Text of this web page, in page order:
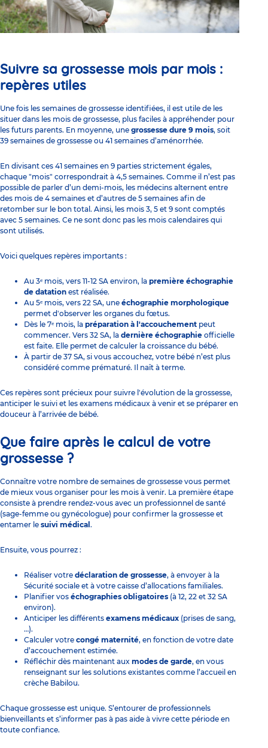
Suivre sa grossesse mois par mois :
repères utiles
Une fois les semaines de grossesse identifiées, il est utile de les
situer dans les mois de grossesse, plus faciles à appréhender pour
les futurs parents. En moyenne, une grossesse dure 9 mois, soit
39 semaines de grossesse ou 41 semaines d’aménorrhée.
En divisant ces 41 semaines en 9 parties strictement égales,
chaque "mois" correspondrait à 4,5 semaines. Comme il n’est pas
possible de parler d’un demi-mois, les médecins alternent entre
des mois de 4 semaines et d’autres de 5 semaines afin de
retomber sur le bon total. Ainsi, les mois 3, 5 et 9 sont comptés
avec 5 semaines. Ce ne sont donc pas les mois calendaires qui
sont utilisés.
Voici quelques repères importants :
Au 3ᵉ mois, vers 11-12 SA environ, la première échographie
de datation est réalisée.
Au 5ᵉ mois, vers 22 SA, une échographie morphologique
permet d'observer les organes du fœtus.
Dès le 7ᵉ mois, la préparation à l'accouchement peut
commencer. Vers 32 SA, la dernière échographie officielle
est faite. Elle permet de calculer la croissance du bébé.
À partir de 37 SA, si vous accouchez, votre bébé n’est plus
considéré comme prématuré. Il naît à terme.
Ces repères sont précieux pour suivre l'évolution de la grossesse,
anticiper le suivi et les examens médicaux à venir et se préparer en
douceur à l’arrivée de bébé.
Que faire après le calcul de votre
grossesse ?
Connaître votre nombre de semaines de grossesse vous permet
de mieux vous organiser pour les mois à venir. La première étape
consiste à prendre rendez-vous avec un professionnel de santé
(sage-femme ou gynécologue) pour confirmer la grossesse et
entamer le suivi médical .
Ensuite, vous pourrez :
Réaliser votre déclaration de grossesse, à envoyer à la
Sécurité sociale et à votre caisse d’allocations familiales.
Planifier vos échographies obligatoires (à 12, 22 et 32 SA
environ).
Anticiper les différents examens médicaux (prises de sang,
…).
Calculer votre congé maternité, en fonction de votre date
d’accouchement estimée.
Réfléchir dès maintenant aux modes de garde, en vous
renseignant sur les solutions existantes comme l’accueil en
crèche Babilou.
Chaque grossesse est unique. S’entourer de professionnels
bienveillants et s’informer pas à pas aide à vivre cette période en
toute confiance.